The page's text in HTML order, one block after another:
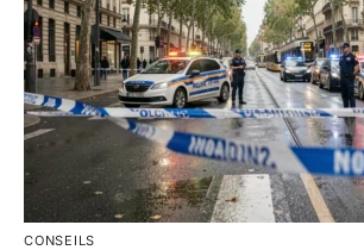
CONSEILS